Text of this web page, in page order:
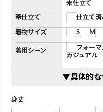
未仕立て
帯仕立て 仕立て済
着物サイズ S M
着用シーン フォーマ
カジュアル
▼具体的
身丈